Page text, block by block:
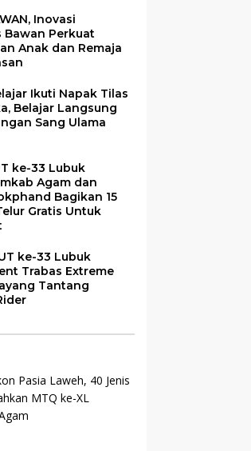
Inovasi
Bawan Perkuat
Anak dan Remaja
Ikuti Napak Tilas
Belajar Langsung
Sang Ulama
ke-33 Lubuk
Agam dan
Bagikan 15
Gratis Untuk
ke-33 Lubuk
Trabas Extreme
Tantang
Pasia Laweh, 40 Jenis
MTQ ke-XL